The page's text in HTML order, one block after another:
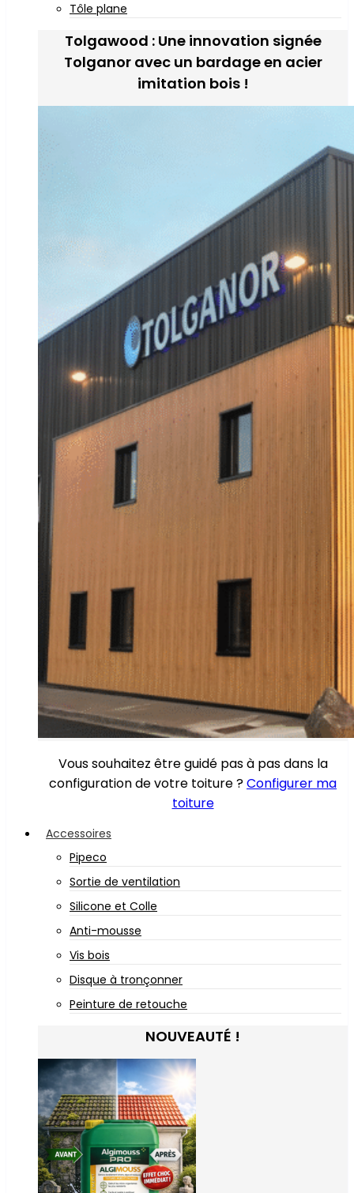
Tôle plane
Tolgawood : Une innovation signée
Tolganor avec un bardage en acier
imitation bois !
Vous souhaitez être guidé pas à pas dans la
configuration de votre toiture ?Configurer ma
toiture
Accessoires
Pipeco
Sortie de ventilation
Silicone et Colle
Anti-mousse
Vis bois
Disque à tronçonner
Peinture de retouche
NOUVEAUTÉ !